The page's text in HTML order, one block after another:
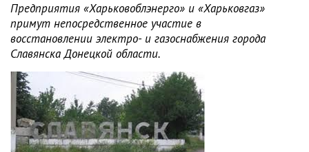
Предприятия «Харьковоблэнерго» и «Харьковгаз»
примут непосредственное участие в
восстановлении электро- и газоснабжения города
Славянска Донецкой области.